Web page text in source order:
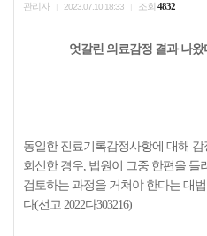
관리자 2023.07.10 18:33 조회 4832
엇갈린 의료감정 결과 나
동일한 진료기록감정사항에 대해
회신한 경우, 법원이 그중 한편을 들
검토하는 과정을 거쳐야 한다는 대
다(선고 2022다303216)